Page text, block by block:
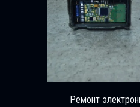
Ремонт